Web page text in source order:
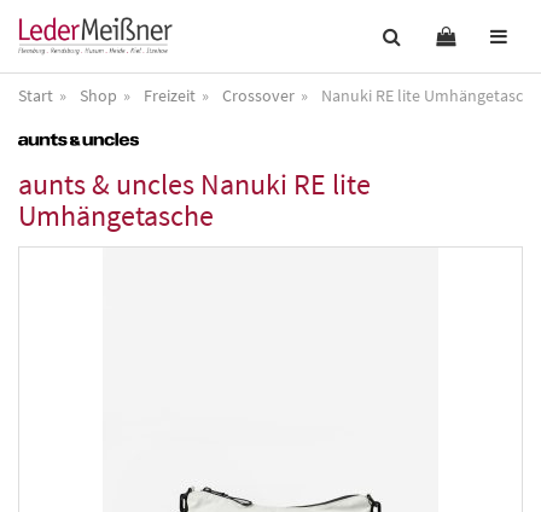
Start Shop Freizeit Crossover Nanuki RE lite Umhängetasche
aunts & uncles Nanuki RE lite
Umhängetasche